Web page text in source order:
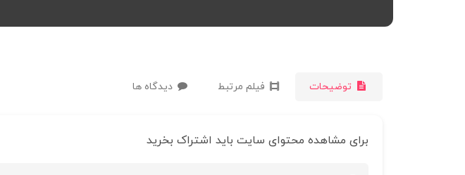
توضیحات فیلم مرتبط دیدگاه ها
برای مشاهده محتوای سایت باید اشتراک بخرید